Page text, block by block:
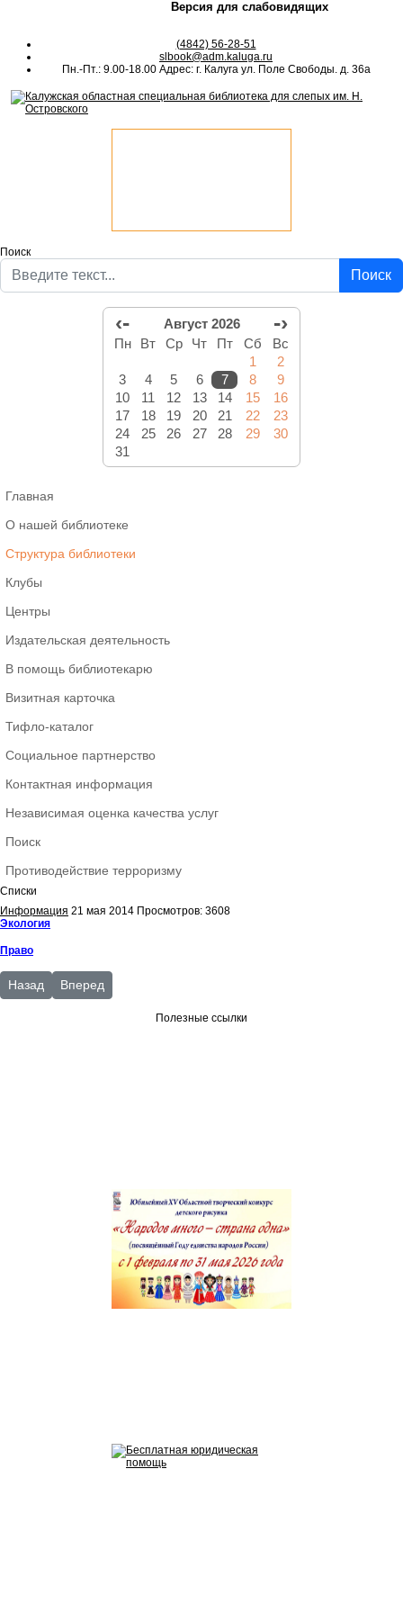
Версия для слабовидящих
(4842) 56-28-51
slbook@adm.kaluga.ru
Пн.-Пт.: 9.00-18.00 Адрес: г. Калуга ул. Поле Свободы. д. 36а
Поиск
Поиск
‹- Август 2026 -›
Пн Вт Ср Чт Пт Сб
Вс
1
2
3
4 5 6 7 8
9
10
11 12 13 14 15
16
17
18 19 20 21 22
23
24
25 26 27 28 29
30
31
Главная
О нашей библиотеке
Структура библиотеки
Клубы
Центры
Издательская деятельность
В помощь библиотекарю
Визитная карточка
Тифло-каталог
Социальное партнерство
Контактная информация
Независимая оценка качества услуг
Поиск
Противодействие терроризму
Списки
Информация 21 мая 2014 Просмотров: 3608
Экология
Право
Предыдущий: Правовая литература
Назад Следующий: Экология список
Вперед
Полезные ссылки